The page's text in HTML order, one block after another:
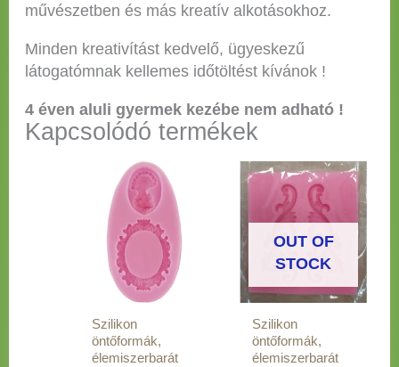
művészetben és más kreatív alkotásokhoz.
Minden kreativítást kedvelő, ügyeskezű
látogatómnak kellemes időtöltést kívánok !
4 éven aluli gyermek kezébe nem adható !
Kapcsolódó termékek
Szilikon
öntőformák,
élemiszerbarát
OUT OF
STOCK
Szilikon
öntőformák,
élemiszerbarát